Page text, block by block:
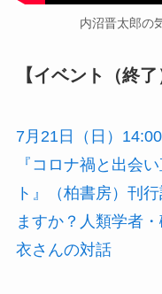
内沼晋太郎の
【イベント（終了
7月21日（日）
『コロナ禍と出会
ト』（柏書房）刊
ますか？人類学者
衣さんの対話